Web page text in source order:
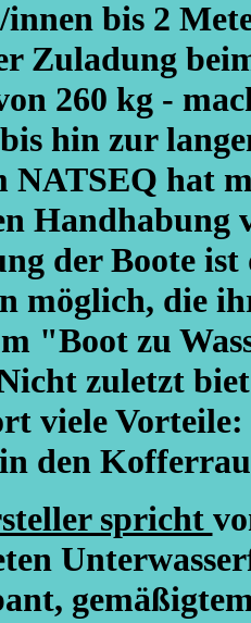
bis 2
Zuladung
260 kg -
hin zur
NATSEQ hat
Handhabung
der Boote
möglich, die
"Boot zu
zuletzt
viele Vorteile:
den
spricht